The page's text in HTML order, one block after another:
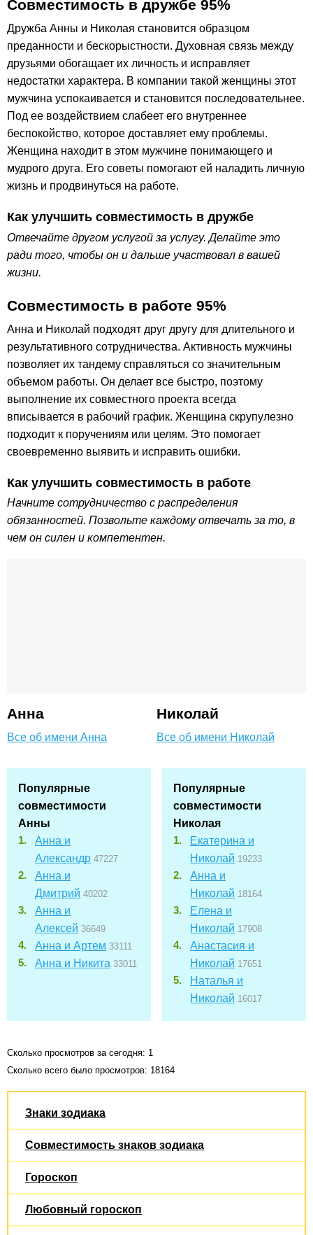
Совместимость в дружбе 95%
Дружба Анны и Николая становится образцом
преданности и бескорыстности. Духовная связь между
друзьями обогащает их личность и исправляет
недостатки характера. В компании такой женщины этот
мужчина успокаивается и становится последовательнее.
Под ее воздействием слабеет его внутреннее
беспокойство, которое доставляет ему проблемы.
Женщина находит в этом мужчине понимающего и
мудрого друга. Его советы помогают ей наладить личную
жизнь и продвинуться на работе.
Как улучшить совместимость в дружбе
Отвечайте другом услугой за услугу. Делайте это
ради того, чтобы он и дальше участвовал в вашей
жизни.
Совместимость в работе 95%
Анна и Николай подходят друг другу для длительного и
результативного сотрудничества. Активность мужчины
позволяет их тандему справляться со значительным
объемом работы. Он делает все быстро, поэтому
выполнение их совместного проекта всегда
вписывается в рабочий график. Женщина скрупулезно
подходит к поручениям или целям. Это помогает
своевременно выявить и исправить ошибки.
Как улучшить совместимость в работе
Начните сотрудничество с распределения
обязанностей. Позвольте каждому отвечать за то, в
чем он силен и компетентен.
Анна
Все об имени Анна
Николай
Все об имени Николай
Популярные
совместимости
Анны
Анна и
Александр 47227
Анна и
Дмитрий 40202
Анна и
Алексей 36649
Анна и Артем 33111
Анна и Никита 33011
Популярные
совместимости
Николая
Екатерина и
Николай 19233
Анна и
Николай 18164
Елена и
Николай 17908
Анастасия и
Николай 17651
Наталья и
Николай 16017
Сколько просмотров за сегодня: 1
Сколько всего было просмотров: 18164
Знаки зодиака
Совместимость знаков зодиака
Гороскоп
Любовный гороскоп